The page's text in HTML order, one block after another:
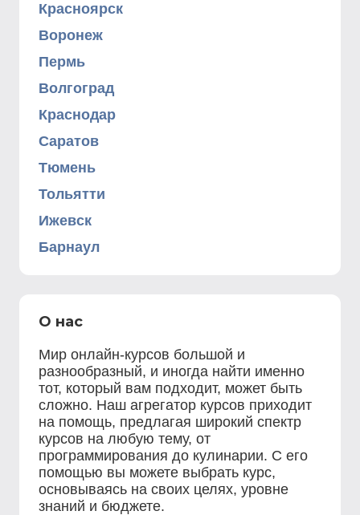
Красноярск
Воронеж
Пермь
Волгоград
Краснодар
Саратов
Тюмень
Тольятти
Ижевск
Барнаул
О нас
Мир онлайн-курсов большой и
разнообразный, и иногда найти именно
тот, который вам подходит, может быть
сложно. Наш агрегатор курсов приходит
на помощь, предлагая широкий спектр
курсов на любую тему, от
программирования до кулинарии. С его
помощью вы можете выбрать курс,
основываясь на своих целях, уровне
знаний и бюджете.